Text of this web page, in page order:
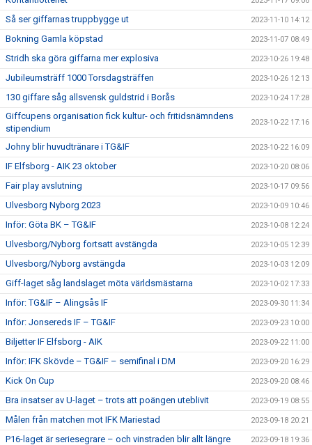
Så ser giffarnas truppbygge ut 2023-11-10 14:12
Bokning Gamla köpstad 2023-11-07 08:49
Stridh ska göra giffarna mer explosiva 2023-10-26 19:48
Jubileumsträff 1000 Torsdagsträffen 2023-10-26 12:13
130 giffare såg allsvensk guldstrid i Borås 2023-10-24 17:28
Giffcupens organisation fick kultur- och fritidsnämndens
stipendium
2023-10-22 17:16
Johny blir huvudtränare i TG&IF 2023-10-22 16:09
IF Elfsborg - AIK 23 oktober 2023-10-20 08:06
Fair play avslutning 2023-10-17 09:56
Ulvesborg Nyborg 2023 2023-10-09 10:46
Inför: Göta BK – TG&IF 2023-10-08 12:24
Ulvesborg/Nyborg fortsatt avstängda 2023-10-05 12:39
Ulvesborg/Nyborg avstängda 2023-10-03 12:09
Giff-laget såg landslaget möta världsmästarna 2023-10-02 17:33
Inför: TG&IF – Alingsås IF 2023-09-30 11:34
Inför: Jonsereds IF – TG&IF 2023-09-23 10:00
Biljetter IF Elfsborg - AIK 2023-09-22 11:00
Inför: IFK Skövde – TG&IF – semifinal i DM 2023-09-20 16:29
Kick On Cup 2023-09-20 08:46
Bra insatser av U-laget – trots att poängen uteblivit 2023-09-19 08:55
Målen från matchen mot IFK Mariestad 2023-09-18 20:21
P16-laget är seriesegrare – och vinstraden blir allt längre 2023-09-18 19:36